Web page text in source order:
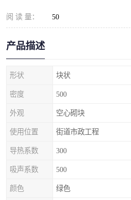
阅 读 量： 50
产品描述
形状 块状
密度 500
外观 空心砌块
使用位置 街道市政工程
导热系数 300
吸声系数 500
颜色 绿色